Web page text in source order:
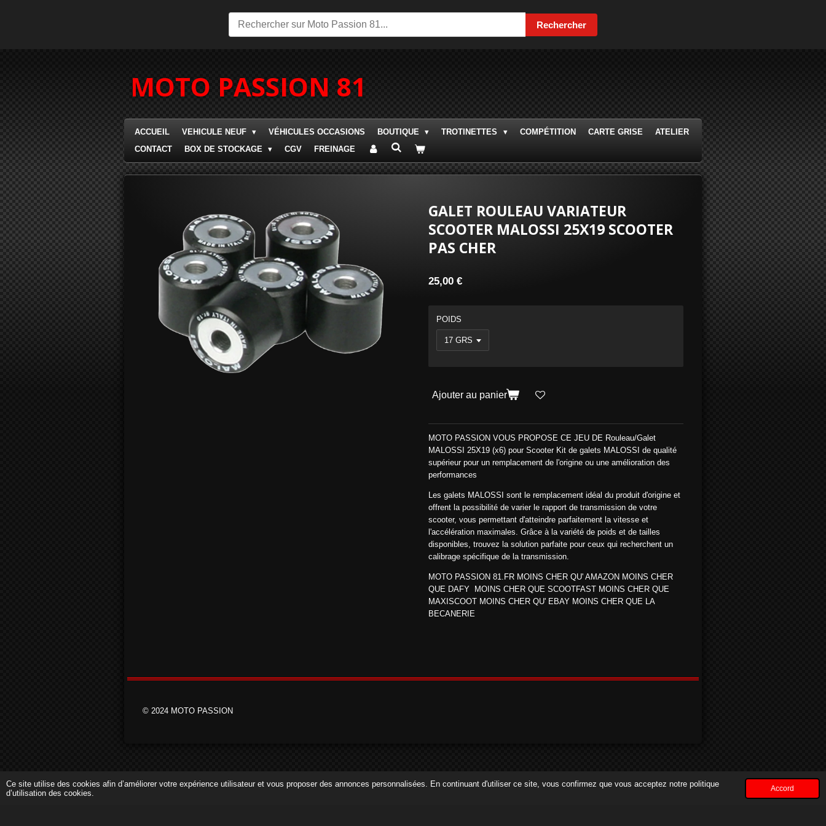
Ce site utilise des cookies afin d’améliorer votre expérience utilisateur et vous proposer des annonces personnalisées. En continuant d'utiliser ce site, vous confirmez que vous acceptez notre politique
d’utilisation des cookies.
Accord
Rechercher
MOTO PASSION 81
ACCUEIL VEHICULE NEUF VÉHICULES OCCASIONS BOUTIQUE TROTINETTES COMPÉTITION CARTE GRISE
ATELIER
CONTACT
BOX DE STOCKAGE CGV FREINAGE
GALET ROULEAU VARIATEUR
SCOOTER MALOSSI 25X19 SCOOTER
PAS CHER
25,00 €
POIDS
Ajouter au panier
MOTO PASSION VOUS PROPOSE CE JEU DE Rouleau/Galet
MALOSSI 25X19 (x6) pour Scooter Kit de galets MALOSSI de qualité
supérieur pour un remplacement de l'origine ou une amélioration des
performances
Les galets MALOSSI sont le remplacement idéal du produit d'origine et
offrent la possibilité de varier le rapport de transmission de votre
scooter, vous permettant d'atteindre parfaitement la vitesse et
l'accélération maximales. Grâce à la variété de poids et de tailles
disponibles, trouvez la solution parfaite pour ceux qui recherchent un
calibrage spécifique de la transmission.
MOTO PASSION 81.FR MOINS CHER QU' AMAZON MOINS CHER
QUE DAFY MOINS CHER QUE SCOOTFAST MOINS CHER QUE
MAXISCOOT MOINS CHER QU' EBAY MOINS CHER QUE LA
BECANERIE
© 2024 MOTO PASSION